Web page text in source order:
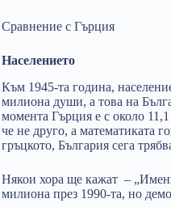
Сравнение с Гърция
Населението
Към 1945-та година,
милиона души, а това на
момента Гърция е с около
че не друго, а математиката
гръцкото, България сега
Някои хора ще кажат –
милиона през 1990-та, но